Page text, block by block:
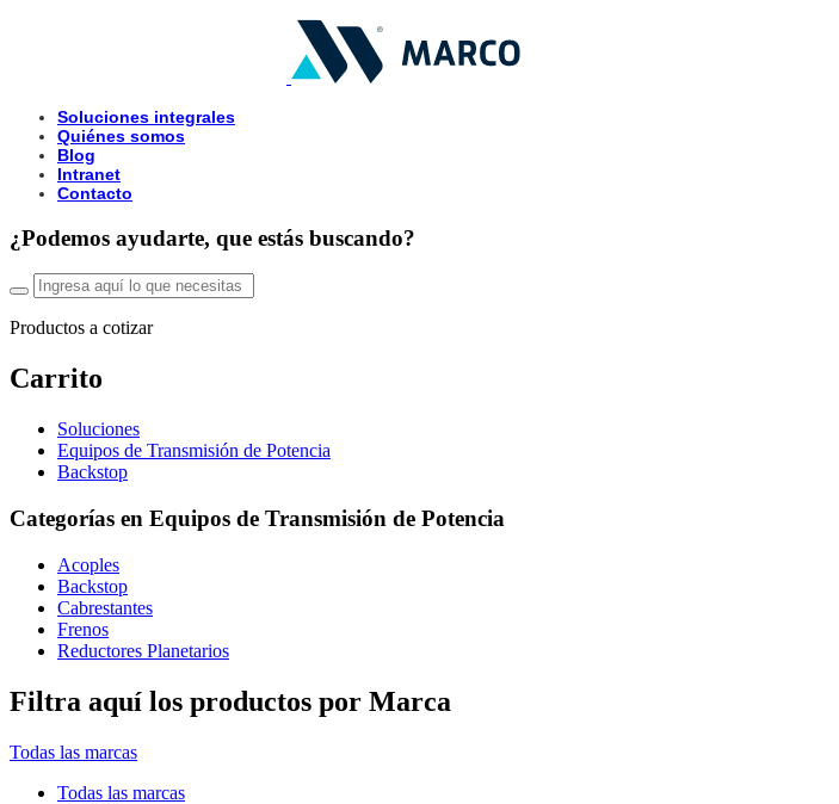
Soluciones integrales
Quiénes somos
Blog
Intranet
Contacto
¿Podemos ayudarte, que estás buscando?
Productos a cotizar
Carrito
Soluciones
Equipos de Transmisión de Potencia
Backstop
Categorías en Equipos de Transmisión de Potencia
Acoples
Backstop
Cabrestantes
Frenos
Reductores Planetarios
Filtra aquí los productos por Marca
Todas las marcas
Todas las marcas